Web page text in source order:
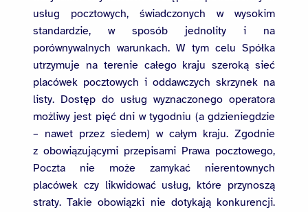
usług pocztowych, świadczonych w wysokim
standardzie, w sposób jednolity i na
porównywalnych warunkach. W tym celu Spółka
utrzymuje na terenie całego kraju szeroką sieć
placówek pocztowych i oddawczych skrzynek na
listy. Dostęp do usług wyznaczonego operatora
możliwy jest pięć dni w tygodniu (a gdzieniegdzie
– nawet przez siedem) w całym kraju. Zgodnie
z obowiązującymi przepisami Prawa pocztowego,
Poczta nie może zamykać nierentownych
placówek czy likwidować usług, które przynoszą
straty. Takie obowiązki nie dotykają konkurencji.